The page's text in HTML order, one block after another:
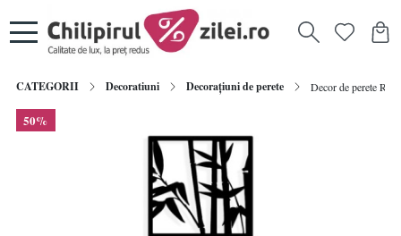
CATEGORII Decoratiuni Decorațiuni de perete Decor de perete Re-
50%